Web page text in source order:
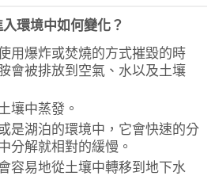
環境中如何變化？
用爆炸或焚燒的方式摧毀的時
會被排放到空氣、水以及土壤
壤中蒸發。
是湖泊的環境中，它會快速的分
分解就相對的緩慢。
容易地從土壤中轉移到地下水